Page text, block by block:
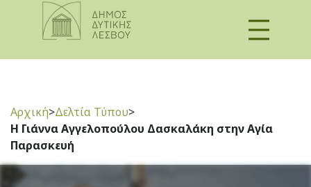
Αρχική>Δελτία Τύπου>
Η Γιάννα Αγγελοπούλου Δασκαλάκη στην Αγία
Παρασκευή